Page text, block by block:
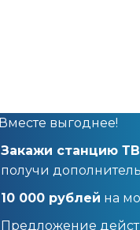
Закажи станцию
получи
10 000 рублей на
Предложение